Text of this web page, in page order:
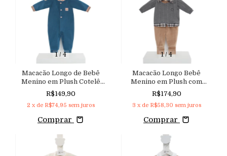
1/ 4
Macacão Longo de Bebê
Menino em Plush Cotelê
com Abertura Frontal
Aconchego
R$149,90
2 x de R$74,95 sem juros
Comprar
1/4
Macacão Longo Bebê
Menino em Plush com
Abertura Frontal e Pala em
Malha Tricô Aconchego
R$174,90
3 x de R$58,30 sem juros
Comprar